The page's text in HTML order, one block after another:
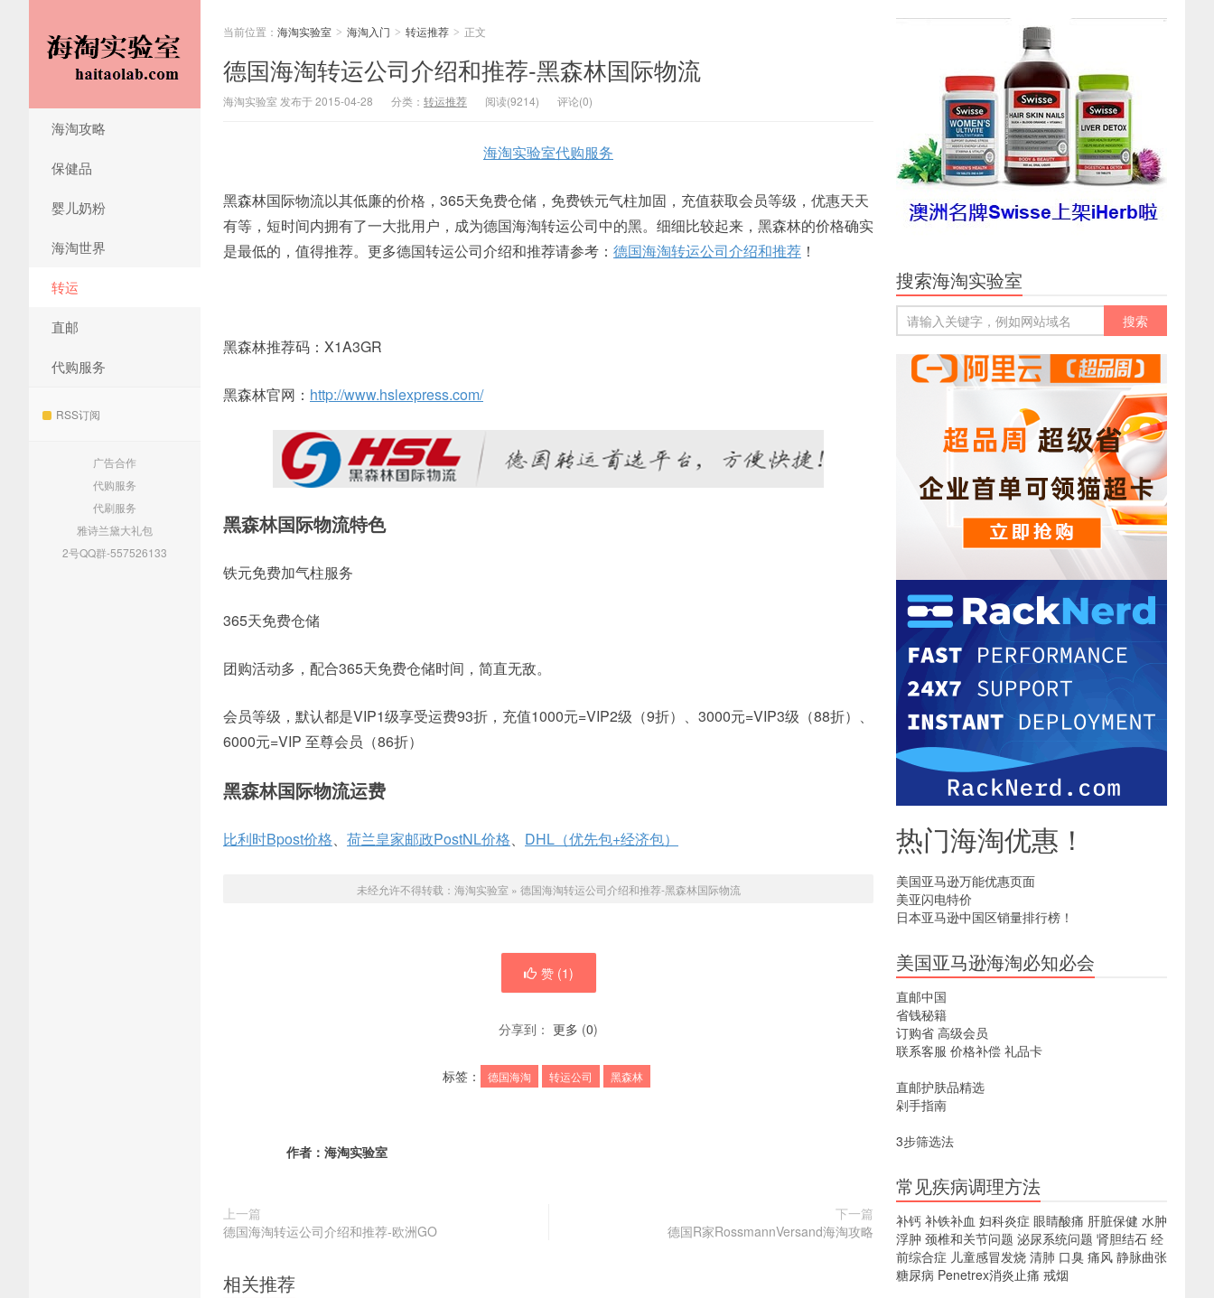
海淘攻略
保健品
婴儿奶粉
海淘世界
转运
直邮
代购服务
RSS订阅
广告合作
代购服务
代刷服务
雅诗兰黛大礼包
2号QQ群-557526133
当前位置： 海淘实验室 > 海淘入门 > 转运推荐 > 正文
德国海淘转运公司介绍和推荐-黑森林国际物流
海淘实验室 发布于 2015-04-28 分类： 转运推荐 阅读(9214) 评论(0)
海淘实验室代购服务
黑森林国际物流以其低廉的价格，365天免费仓储，免费铁元气柱加固，充值获取会员等级，优惠天天
有等，短时间内拥有了一大批用户，成为德国海淘转运公司中的黑。细细比较起来，黑森林的价格确实
是最低的，值得推荐。更多德国转运公司介绍和推荐请参考： 德国海淘转运公司介绍和推荐 ！
黑森林推荐码：X1A3GR
黑森林官网： http://www.hslexpress.com/
黑森林国际物流特色
铁元免费加气柱服务
365天免费仓储
团购活动多，配合365天免费仓储时间，简直无敌。
会员等级，默认都是VIP1级享受运费93折，充值1000元=VIP2级（9折）、3000元=VIP3级（88折）、
6000元=VIP 至尊会员（86折）
黑森林国际物流运费
比利时Bpost价格、 荷兰皇家邮政PostNL价格、 DHL（优先包+经济包）
未经允许不得转载： 海淘实验室 » 德国海淘转运公司介绍和推荐-黑森林国际物流
赞 (1)
分享到： 更多 (0)
标签： 德国海淘 转运公司 黑森林
作者： 海淘实验室
上一篇
德国海淘转运公司介绍和推荐-欧洲GO
下一篇
德国R家RossmannVersand海淘攻略
相关推荐
搜索海淘实验室
热门海淘优惠！
美国亚马逊万能优惠页面
美亚闪电特价
日本亚马逊中国区销量排行榜！
美国亚马逊海淘必知必会
直邮中国
省钱秘籍
订购省 高级会员
联系客服 价格补偿 礼品卡
直邮护肤品精选
剁手指南
3步筛选法
常见疾病调理方法
补钙 补铁补血 妇科炎症 眼睛酸痛 肝脏保健 水肿
浮肿 颈椎和关节问题 泌尿系统问题 肾胆结石 经
前综合症 儿童感冒发烧 清肺 口臭 痛风 静脉曲张
糖尿病 Penetrex消炎止痛 戒烟